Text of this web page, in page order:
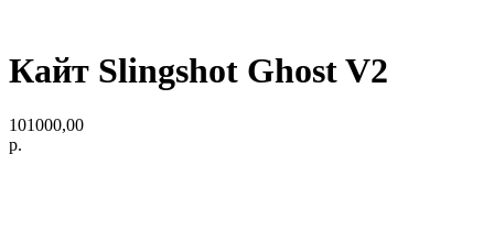
Кайт Slingshot Ghost V2
101000,00
р.